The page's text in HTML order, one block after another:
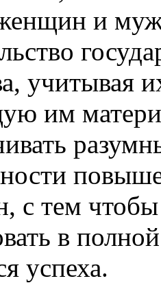
и
учитывая
им
с тем
в
успеха.